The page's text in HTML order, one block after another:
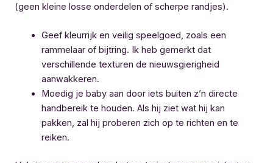
(geen kleine losse onderdelen of scherpe randjes).
Geef kleurrijk en veilig speelgoed, zoals een
rammelaar of bijtring. Ik heb gemerkt dat
verschillende texturen de nieuwsgierigheid
aanwakkeren.
Moedig je baby aan door iets buiten z’n directe
handbereik te houden. Als hij ziet wat hij kan
pakken, zal hij proberen zich op te richten en te
reiken.